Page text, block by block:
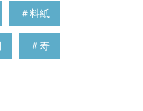
＃料紙
＃寿